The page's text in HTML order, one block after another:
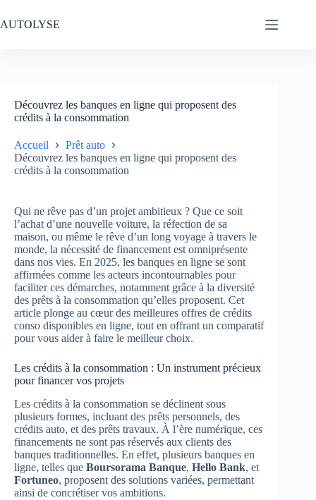
au
contenu
AUTOLYSE
Découvrez les banques en ligne qui proposent des
crédits à la consommation
Accueil
Prêt auto
Découvrez les banques en ligne qui proposent des
crédits à la consommation
Qui ne rêve pas d’un projet ambitieux ? Que ce soit
l’achat d’une nouvelle voiture, la réfection de sa
maison, ou même le rêve d’un long voyage à travers le
monde, la nécessité de financement est omniprésente
dans nos vies. En 2025, les banques en ligne se sont
affirmées comme les acteurs incontournables pour
faciliter ces démarches, notamment grâce à la diversité
des prêts à la consommation qu’elles proposent. Cet
article plonge au cœur des meilleures offres de crédits
conso disponibles en ligne, tout en offrant un comparatif
pour vous aider à faire le meilleur choix.
Les crédits à la consommation : Un instrument précieux
pour financer vos projets
Les crédits à la consommation se déclinent sous
plusieurs formes, incluant des prêts personnels, des
crédits auto, et des prêts travaux. À l’ère numérique, ces
financements ne sont pas réservés aux clients des
banques traditionnelles. En effet, plusieurs banques en
ligne, telles que Boursorama Banque, Hello Bank, et
Fortuneo, proposent des solutions variées, permettant
ainsi de concrétiser vos ambitions.